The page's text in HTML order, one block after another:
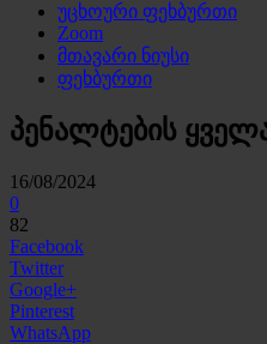
უცხოური ფეხბურთი
Zoom
მთავარი ნიუსი
ფეხბურთი
პენალტების
16/08/2024
0
82
Facebook
Twitter
Google+
Pinterest
WhatsApp